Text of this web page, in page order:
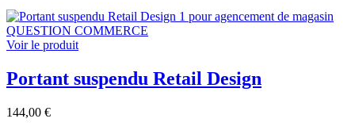
Voir le produit
Portant suspendu Retail Design
144,00 €